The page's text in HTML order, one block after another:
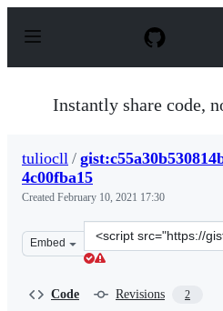
p
Instantly share code,
tuliocll /
4c00fba15
Created February 10, 2021 17:30
Embed
Clone
this
Code Revisions 2